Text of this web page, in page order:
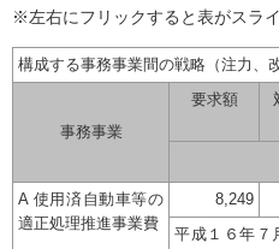
※左右にフリックすると表がスライ
構成する事務事業間の戦略（注力、
事務事業
要求額
A 使用済自動車等の
適正処理推進事業費
8,249
平成１６年７